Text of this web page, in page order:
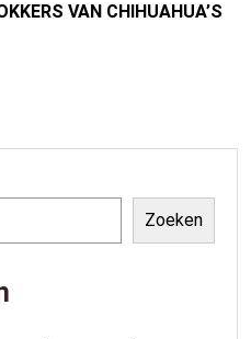
VAN CHIHUAHUA’S
Zoeken